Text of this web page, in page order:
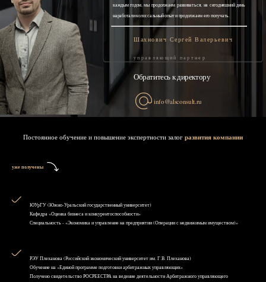
каждым годом, мы продолжаем развиваться, на сегодняшний день
наработали колоссальный опыт и продолжаем его получать.
Шахнович Сергей Валерьевич
управляющий партнер
Обратитесь к директору
info@alsconsult.ru
Постоянное обучение и повышение экспертности залог развития компании
уже получены
ЮУрГУ (Южно-Уральский государственный университет)
Кафедра «Оценка бизнеса и конкурентоспособности»
Специальность - «Экономика и управление на предприятии (Операции с недвижимым имуществом)»
РЭУ Плеханова (Российский экономический университет им. Г.В. Плеханова)
Обучение на «Единой программе подготовки арбитражных управляющих»
Получено свидетельство РОСРЕЕСТРА на ведение деятельности Арбитражного управляющего